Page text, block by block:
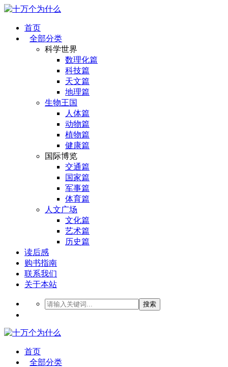
首页
全部分类
科学世界
数理化篇
科技篇
天文篇
地理篇
生物王国
人体篇
动物篇
植物篇
健康篇
国际博览
交通篇
国家篇
军事篇
体育篇
人文广场
文化篇
艺术篇
历史篇
读后感
购书指南
联系我们
关于本站
搜索
首页
全部分类